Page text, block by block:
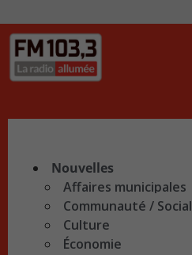
Nouvelles
Affaires municipales
Communauté / Social
Culture
Économie